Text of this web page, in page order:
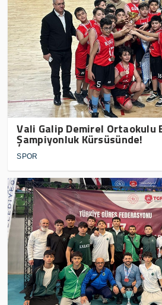
Vali Galip Demirel Ortaokulu
Şampiyonluk Kürsüsünde!
SPOR